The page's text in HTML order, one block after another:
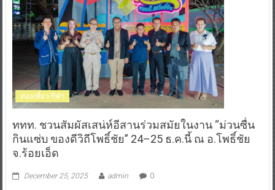
ท่องเที่ยว-กีฬา
ททท. ชวนสัมผัสเสน่ห์อีสานร่วมสมัยในงาน “ม่วนซื่น
กินแซ่บ ของดีวิถีโพธิ์ชัย” 24–25 ธ.ค.นี้ ณ อ.โพธิ์ชัย
จ.ร้อยเอ็ด
December 25, 2025 admin 0